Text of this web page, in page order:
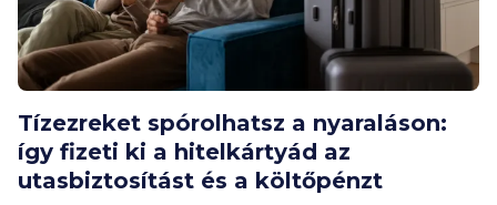
Tízezreket spórolhatsz a nyaraláson:
így fizeti ki a hitelkártyád az
utasbiztosítást és a költőpénzt